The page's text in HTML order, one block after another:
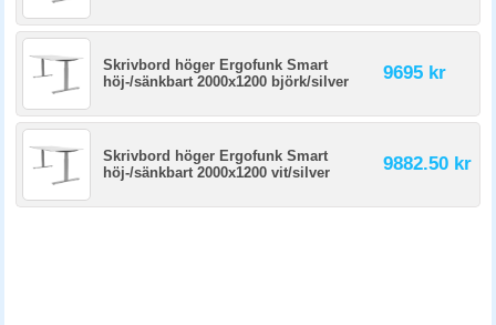
Skrivbord höger Ergofunk Smart
höj-/sänkbart 2000x1200 björk/silver
9695 kr
Skrivbord höger Ergofunk Smart
höj-/sänkbart 2000x1200 vit/silver
9882.50 kr